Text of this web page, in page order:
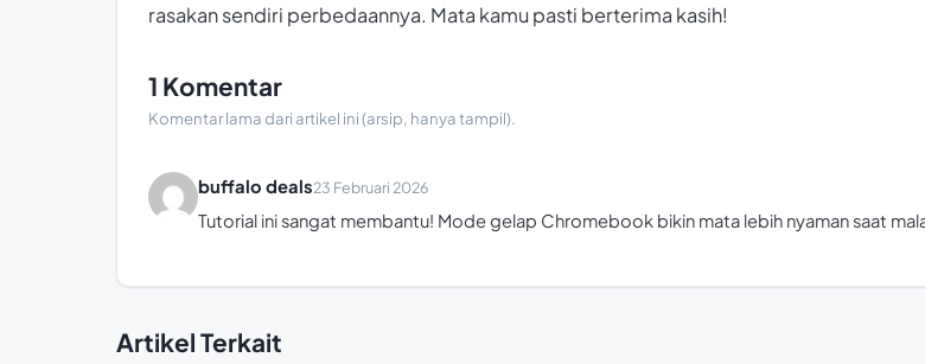
rasakan sendiri perbedaannya. Mata kamu pasti berterima kasih!
1 Komentar
Komentar lama dari artikel ini (arsip, hanya tampil).
buffalo deals23 Februari 2026
Tutorial ini sangat membantu! Mode gelap Chromebook bikin mata lebih nyaman saat
Artikel Terkait